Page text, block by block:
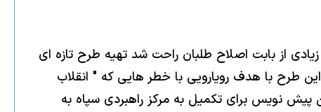
ورود احمدى نژاد به كاخ رياست جمهورى خيال حلقه پرنفوذ اطراف رهبرى [٢] تا حدود زيادى از بابت اصلاح طلبان راحت شد تهيه طرح تازه اى
طرح با هدف رويارويى با خطر هايى كه " انقلاب
پيش نويس براى تكميل به مركز راهبردى سپاه به